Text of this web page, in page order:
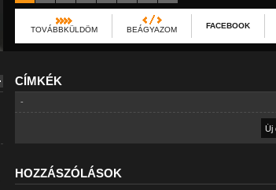
TOVÁBBKÜLDÖM BEÁGYAZOM FACEBOOK
CÍMKÉK
-
HOZZÁSZÓLÁSOK